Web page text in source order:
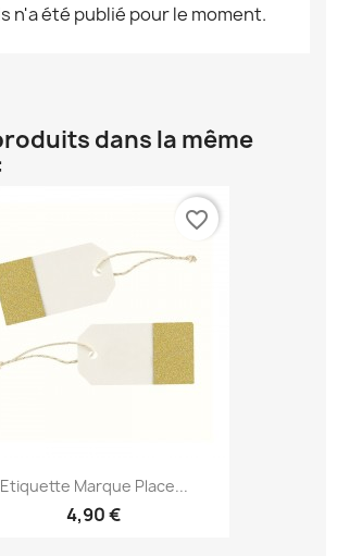
n'a été publié pour le moment.
dans la même
Etiquette Marque Place...
4,90 €
favorite_border